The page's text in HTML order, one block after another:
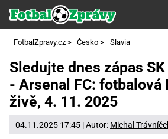
FotbalZpravy.cz > Česko > Slavia
Sledujte dnes zápas
- Arsenal FC: fotbalová
živě, 4. 11. 2025
04.11.2025 17:45 | Autor: Michal